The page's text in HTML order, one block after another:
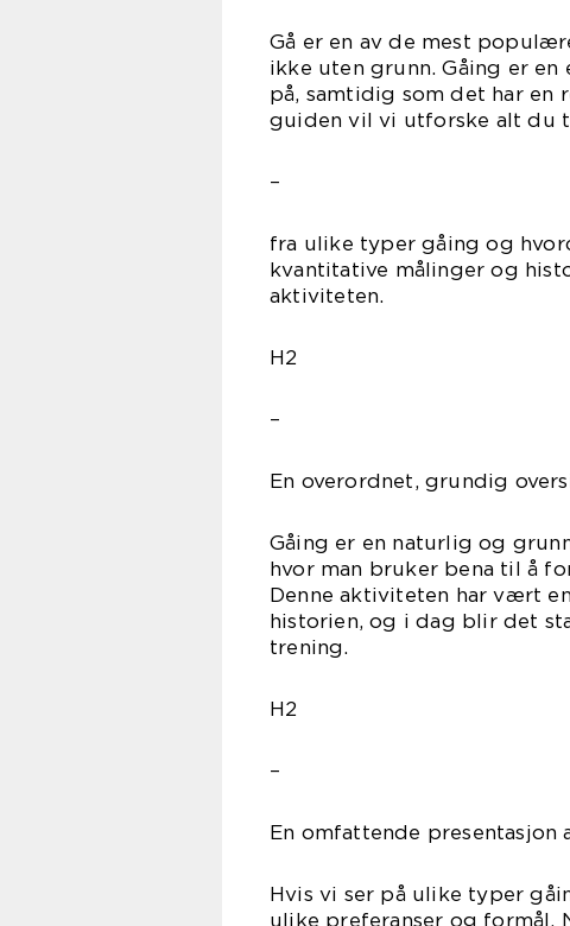
Gå er en av de mest
ikke uten grunn. Gåing er
på, samtidig som det har en
guiden vil vi utforske alt du
–
fra ulike typer gåing og
kvantitative målinger og
aktiviteten.
H2
–
En overordnet, grundig
Gåing er en naturlig og
hvor man bruker bena til å
Denne aktiviteten har vært
historien, og i dag blir det
trening.
H2
–
En omfattende presentasjon
Hvis vi ser på ulike typer
ulike preferanser og